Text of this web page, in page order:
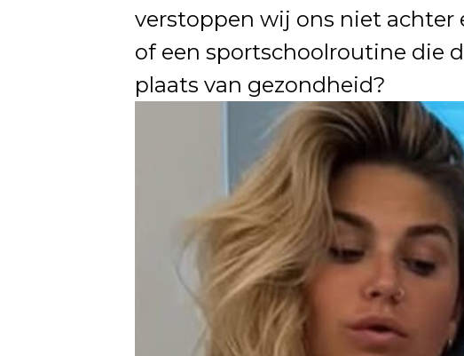
verstoppen wij ons niet achter
of een sportschoolroutine die
plaats van gezondheid?